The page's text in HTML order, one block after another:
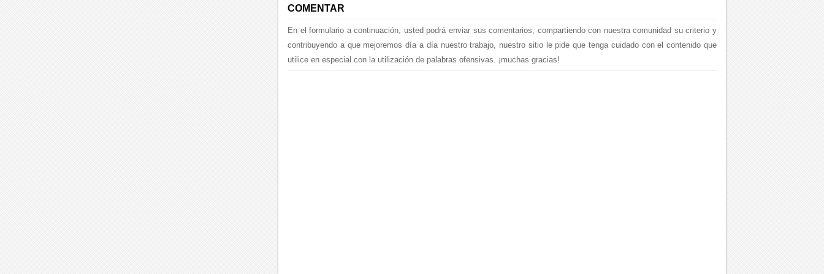
COMENTAR
En el formulario a continuación, usted podrá enviar sus comentarios, compartiendo con nuestra comunidad su criterio y
contribuyendo a que mejoremos día a día nuestro trabajo, nuestro sitio le pide que tenga cuidado con el contenido que
utilice en especial con la utilización de palabras ofensivas. ¡muchas gracias!